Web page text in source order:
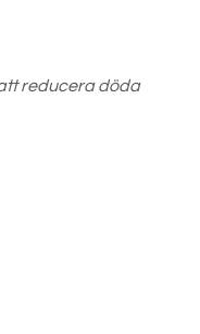
reducera döda